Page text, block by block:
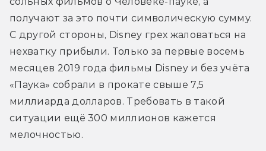
получают за это почти символическую сумму.
С другой стороны, Disney грех жаловаться на
нехватку прибыли. Только за первые восемь
месяцев 2019 года фильмы Disney и без учёта
«Паука» собрали в прокате свыше 7,5
миллиарда долларов. Требовать в такой
ситуации ещё 300 миллионов кажется
мелочностью.